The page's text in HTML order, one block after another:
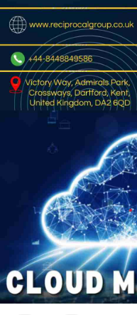
Visit :https://